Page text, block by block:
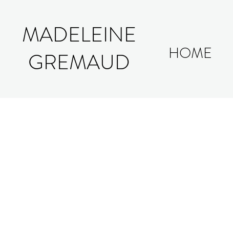
MADELEINE
GREMAUD
HOME